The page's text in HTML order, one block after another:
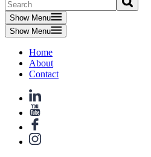
Show Menu
Show Menu
Home
About
Contact